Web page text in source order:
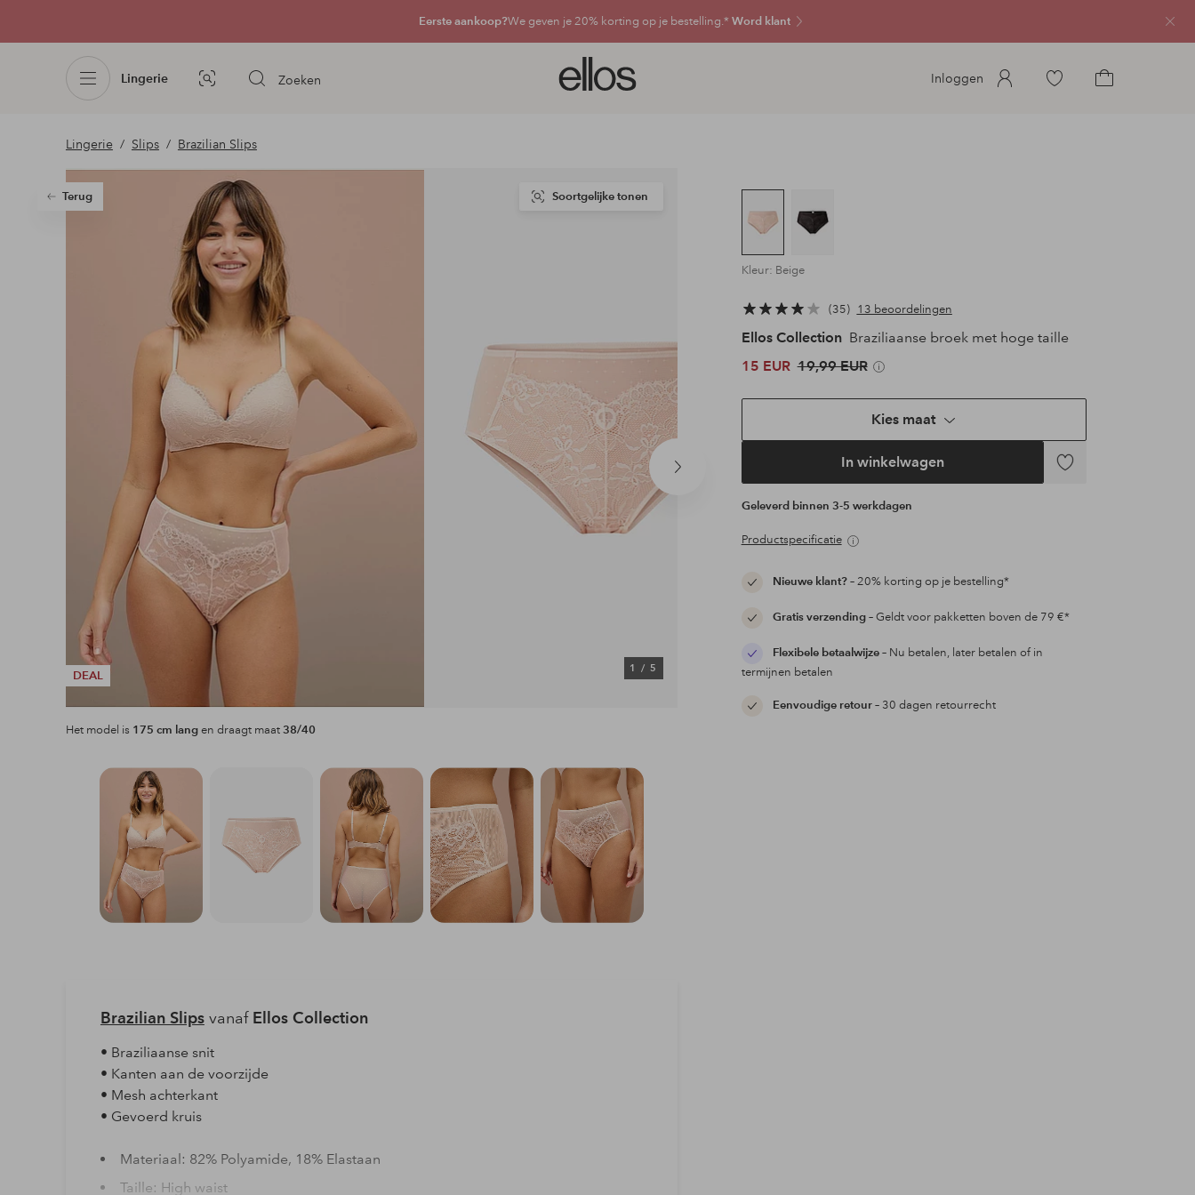
Eerste aankoop?We geven je 20% korting op je bestelling.* Word klant
Lingerie
Afbeelding
Zoeken
Ellos
logo
voorpagina
Inloggen
Ga
Lingerie Slips Brazilian Slips
Terug
Volgend
DEAL
1/ 5
Soortgelijke tonen
Het model is 175 cm langen draagt maat38/40
Kleur: Beige
35 13 beoordelingen
Ellos Collection Braziliaanse broek met hoge taille
15 EUR 19,99 EUR
Kies maat
In winkelwagen
Toevoegen
Geleverd binnen 3-5 werkdagen
Productspecificatie
Nieuwe klant?– 20% korting op je bestelling*
Gratis verzending– Geldt voor pakketten boven de 79 €*
Flexibele betaalwijze– Nu betalen, later betalen of in
termijnen betalen
Eenvoudige retour– 30 dagen retourrecht
Brazilian Slipsvanaf Ellos Collection
• Braziliaanse snit
• Kanten aan de voorzijde
• Mesh achterkant
• Gevoerd kruis
Materiaal: 82% Polyamide, 18% Elastaan
Taille: High waist